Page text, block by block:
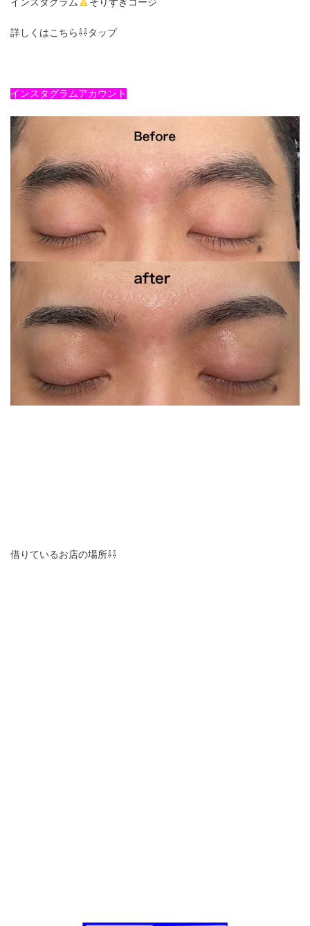
詳しくはこちら⇩⇩タップ
インスタグラムアカウント
借りているお店の場所⇩⇩